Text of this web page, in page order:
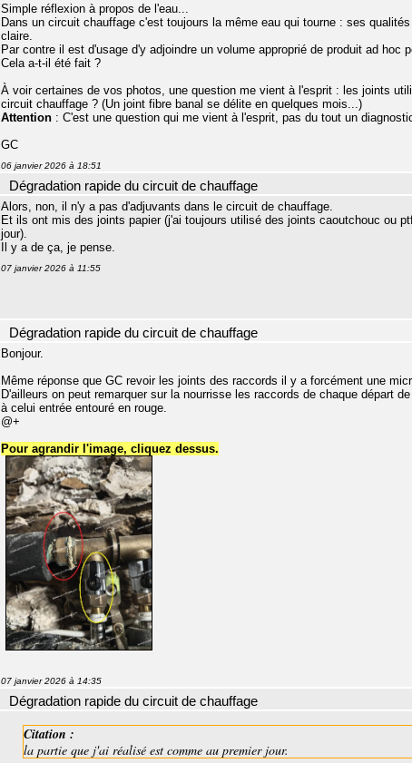
Simple réflexion à propos de l'eau...
Dans un circuit chauffage c'est toujours la même eau qui tourne : ses
claire.
Par contre il est d'usage d'y adjoindre un volume approprié de produit ad hoc
Cela a-t-il été fait ?
À voir certaines de vos photos, une question me vient à l'esprit : les joints
circuit chauffage ? (Un joint fibre banal se délite en quelques mois...)
Attention : C'est une question qui me vient à l'esprit, pas du tout un
GC
06 janvier 2026 à 18:51
Dégradation rapide du circuit de chauffage
Alors, non, il n'y a pas d'adjuvants dans le circuit de chauffage.
Et ils ont mis des joints papier (j'ai toujours utilisé des joints caoutchouc ou
jour).
Il y a de ça, je pense.
07 janvier 2026 à 11:55
Dégradation rapide du circuit de chauffage
Bonjour.
Même réponse que GC revoir les joints des raccords il y a forcément une
D'ailleurs on peut remarquer sur la nourrisse les raccords de chaque départ
à celui entrée entouré en rouge.
@+
Pour agrandir l'image, cliquez dessus.
07 janvier 2026 à 14:35
Dégradation rapide du circuit de chauffage
Citation :
la partie que j'ai réalisé est comme au premier jour.